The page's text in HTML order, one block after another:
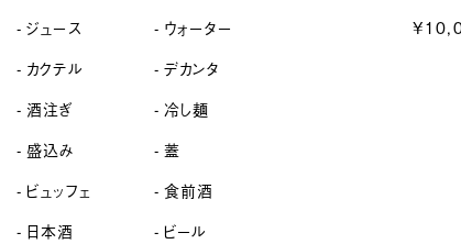
ジュース
ウォーター
カクテル
デカンタ
酒注ぎ
冷し麺
盛込み
蓋
ビュッフェ
食前酒
日本酒
ビール